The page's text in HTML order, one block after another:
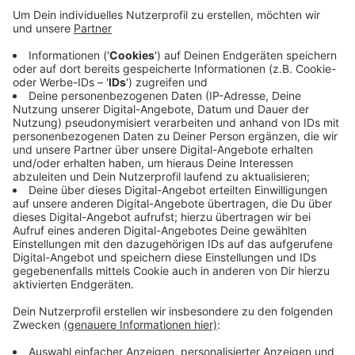
Anzeige
Die Mitarbeiter sind dann ab dem 26. Mai an zwei
Standorten erreichbar: im Jugendheim Issum unter
anderem für Bürgergeld/Grundsicherung, Sozialhilfe
und Wohngeld, und im Bürgerhaus Sevelen für das
Fallmanagement. Nach Angeben der
Gemeindeverwaltung ist eine Terminvereinbarung aber
weiterhin zwingend erforderlich.
Anzeige